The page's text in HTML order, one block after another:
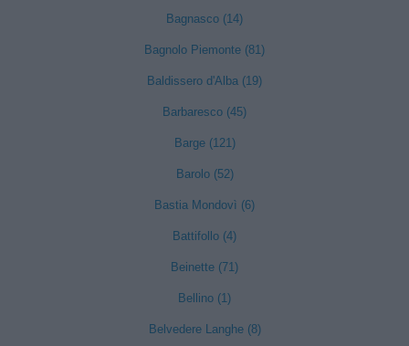
Bagnasco (14)
Bagnolo Piemonte (81)
Baldissero d'Alba (19)
Barbaresco (45)
Barge (121)
Barolo (52)
Bastia Mondovì (6)
Battifollo (4)
Beinette (71)
Bellino (1)
Belvedere Langhe (8)